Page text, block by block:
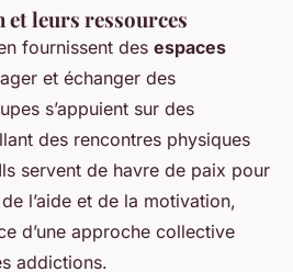
et leurs ressources
fournissent des espaces
et échanger des
s’appuient sur des
des rencontres physiques
servent de havre de paix pour
l’aide et de la motivation,
d’une approche collective
addictions.